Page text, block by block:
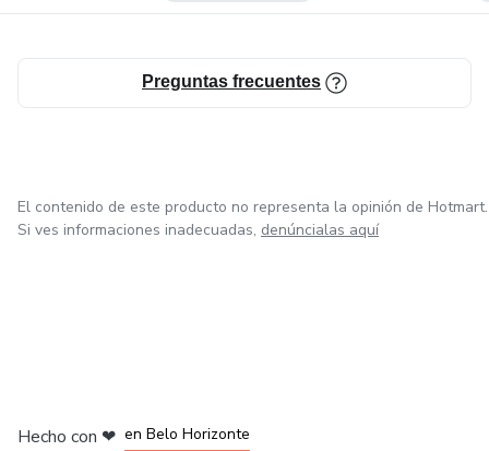
Preguntas frecuentes
El contenido de este producto no representa la opinión de Hotmart.
Si ves informaciones inadecuadas, denúncialas aquí
Hecho con ❤ en Belo Horizonte